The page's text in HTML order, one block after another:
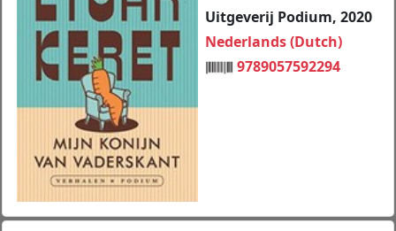
Uitgeverij Podium, 2020
Nederlands (Dutch)
9789057592294